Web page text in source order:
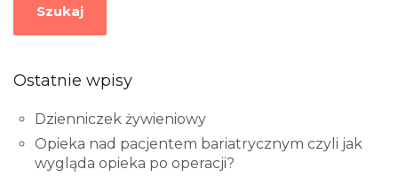
Szukaj
Ostatnie wpisy
Dzienniczek żywieniowy
Opieka nad pacjentem bariatrycznym czyli jak
wygląda opieka po operacji?